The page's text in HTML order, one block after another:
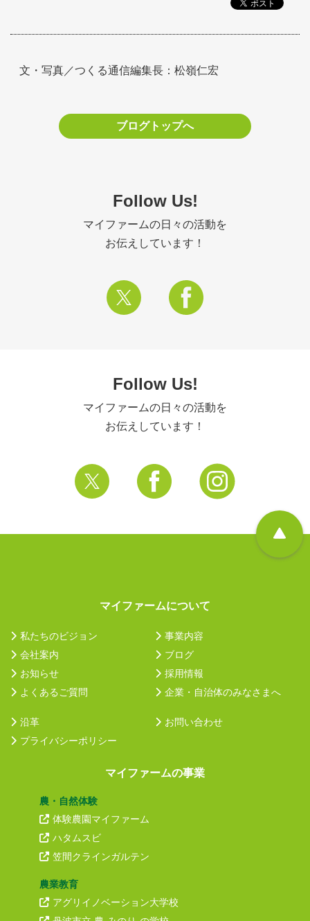
文・写真／つくる通信編集長：松嶺仁宏
ブログトップへ
Follow Us!
マイファームの日々の活動を
お伝えしています！
Follow Us!
マイファームの日々の活動を
お伝えしています！
マイファームについて
私たちのビジョン
事業内容
会社案内
ブログ
お知らせ
採用情報
よくあるご質問
企業・自治体のみなさまへ
沿革
お問い合わせ
プライバシーポリシー
マイファームの事業
農・自然体験
体験農園マイファーム
ハタムスビ
笠間クラインガルテン
農業教育
アグリイノベーション大学校